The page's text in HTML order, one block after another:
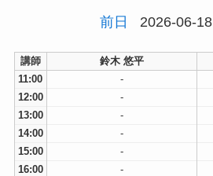
前日 2026-06-18
講師 鈴木 悠平
11:00
-
12:00
-
13:00
-
14:00
-
15:00
-
16:00
-